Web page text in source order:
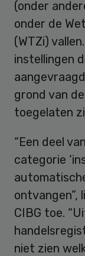
(onder
onder de
(WTZi)
instellingen
grond van
toegelaten
“Een deel
categorie
ontvangen”,
CIBG toe.
niet zien